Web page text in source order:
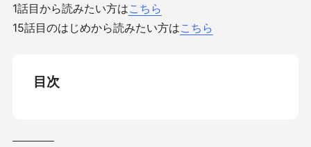
1話目から読みたい方はこちら
15話目のはじめから読みたい方はこちら
目次